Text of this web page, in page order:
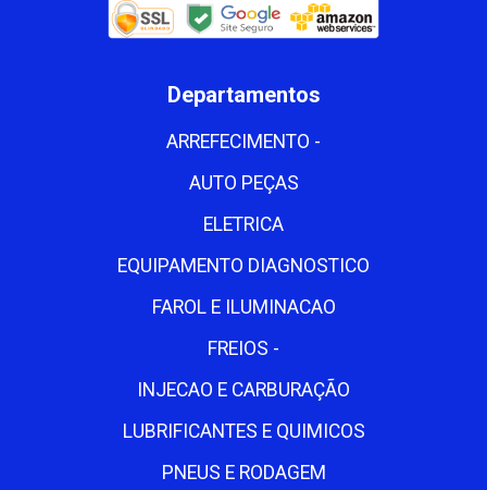
Departamentos
ARREFECIMENTO -
AUTO PEÇAS
ELETRICA
EQUIPAMENTO DIAGNOSTICO
FAROL E ILUMINACAO
FREIOS -
INJECAO E CARBURAÇÃO
LUBRIFICANTES E QUIMICOS
PNEUS E RODAGEM